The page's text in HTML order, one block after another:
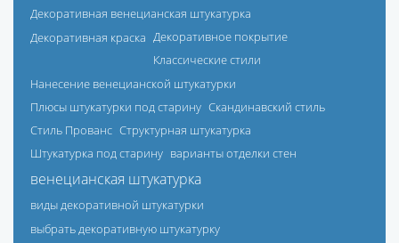
Декоративная венецианская штукатурка
Декоративная краска Декоративное покрытие
Классические стили
Нанесение венецианской штукатурки
Плюсы штукатурки под старину Скандинавский стиль
Стиль Прованс Структурная штукатурка
Штукатурка под старину варианты отделки стен
венецианская штукатурка
виды декоративной штукатурки
выбрать декоративную штукатурку